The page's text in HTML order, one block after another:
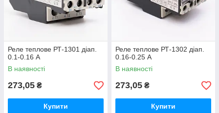
Реле теплове РТ-1301 діап.
0.1-0.16 А
В наявності
273,05 ₴
Купити
Реле теплове РТ-1302 діап.
0.16-0.25 А
В наявності
273,05 ₴
Купити